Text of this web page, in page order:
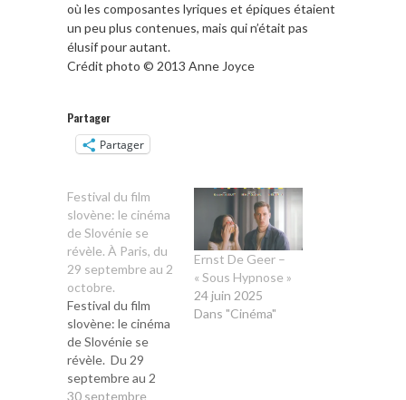
où les composantes lyriques et épiques étaient
un peu plus contenues, mais qui n’était pas
élusif pour autant.
Crédit photo © 2013 Anne Joyce
Partager
Partager
Festival du film
slovène: le cinéma
de Slovénie se
révèle. À Paris, du
29 septembre au 2
octobre.
Festival du film
slovène: le cinéma
de Slovénie se
révèle. Du 29
septembre au 2
octobre se tiendra
30 septembre
Ernst De Geer –
« Sous Hypnose »
24 juin 2025
Dans "Cinéma"